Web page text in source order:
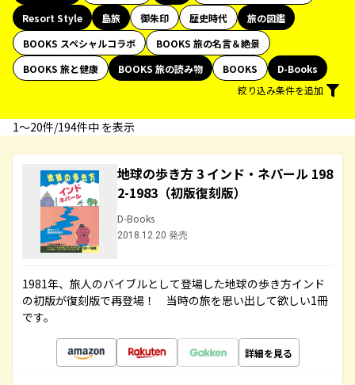
Resort Style
島旅 御朱印 歴史時代
旅の図鑑
BOOKS スペシャルコラボ
BOOKS 旅の名言＆絶景
BOOKS 旅と健康
BOOKS 旅の読み物 BOOKS
D-Books
絞り込み条件を追加
1〜20件/194件中 を表示
地球の歩き方 3 インド・ネパール 198
2-1983（初版復刻版）
D-Books
2018.12.20 発売
1981年、旅人のバイブルとして登場した地球の歩き方インド
の初版が復刻版で再登場！ 当時の旅を思い出して欲しい1冊
です。
詳細を見る